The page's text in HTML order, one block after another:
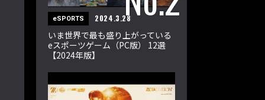
eSPORTS 2024.3.28
いま世界で最も盛り上がっている
eスポーツゲーム（PC版） 12選
【2024年版】